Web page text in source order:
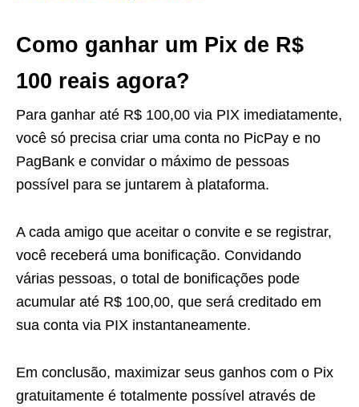
Como ganhar um Pix de R$
100 reais agora?
Para ganhar até R$ 100,00 via PIX imediatamente,
você só precisa criar uma conta no PicPay e no
PagBank e convidar o máximo de pessoas
possível para se juntarem à plataforma.
A cada amigo que aceitar o convite e se registrar,
você receberá uma bonificação. Convidando
várias pessoas, o total de bonificações pode
acumular até R$ 100,00, que será creditado em
sua conta via PIX instantaneamente.
Em conclusão, maximizar seus ganhos com o Pix
gratuitamente é totalmente possível através de